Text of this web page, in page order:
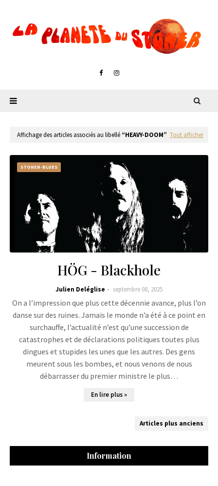
Affichage des articles associés au libellé HEAVY-DOOM Tout afficher
STONER-BLUES
HÖG - Blackhole
Julien Deléglise septembre 08, 2025
On a l’impression que plus cette décennie avance, plus l’on
danse sur des ruines. Jamais le monde n’a été à ce point en
surchauffe, l’actualité n’est qu’une succession de
catastrophes et de déclarations politiques toutes plus
dingues et stupides les unes que les autres. Des gens
meurent sous les bombes, et nous venons de nous
débarrasser du premier ministre le plus…
En lire plus »
Articles plus anciens
Information